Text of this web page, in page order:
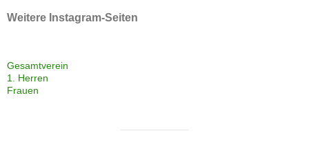
Weitere Instagram-Seiten
Gesamtverein
1. Herren
Frauen